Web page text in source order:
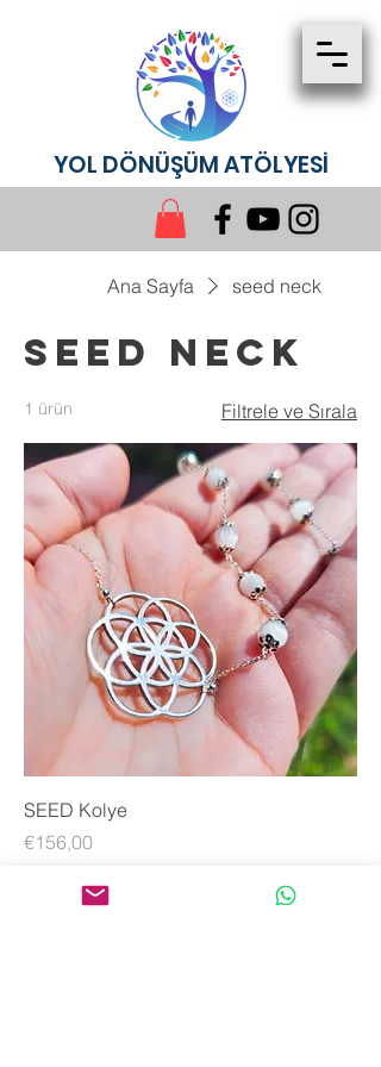
YOL DÖNÜŞÜM ATÖLYESİ
Ana Sayfa seed neck
seed neck
1 ürün Filtrele ve Sırala
SEED Kolye
Fiyat
€156,00